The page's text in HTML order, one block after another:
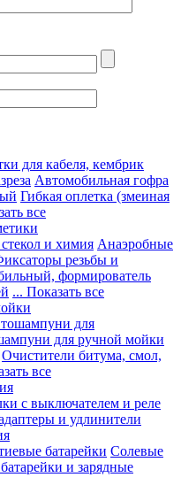
для кабеля, кембрик
Автомобильная гофра
Гибкая оплетка (змеиная
все
и химия Анаэробные
резьбы и
формирователь
... Показать все
для
для ручной мойки
Очистители битума, смол,
все
с выключателем и реле
и удлинители
батарейки Солевые
и зарядные